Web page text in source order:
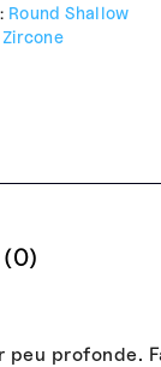
Round Shallow
Zircone
profonde.